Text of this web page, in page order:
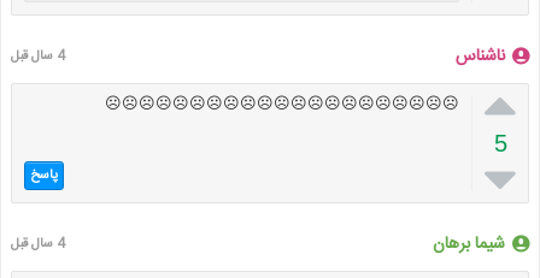
ناشناس 4 سال قبل

5

☹☹☹☹☹☹☹☹☹☹☹☹☹☹☹☹☹☹☹☹☹
پاسخ
شیما برهان 4 سال قبل